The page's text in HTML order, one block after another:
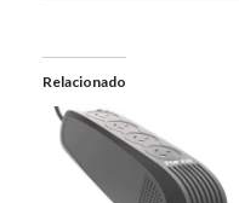
Relacionado